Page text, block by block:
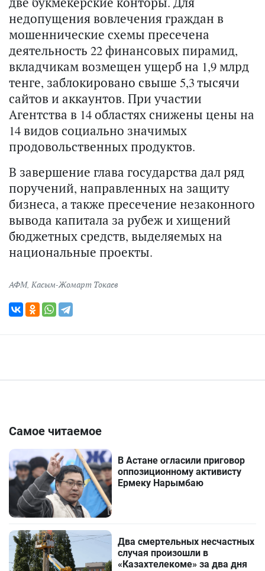
недопущения вовлечения граждан в
мошеннические схемы пресечена
деятельность 22 финансовых пирамид,
вкладчикам возмещен ущерб на 1,9 млрд
тенге, заблокировано свыше 5,3 тысячи
сайтов и аккаунтов. При участии
Агентства в 14 областях снижены цены на
14 видов социально значимых
продовольственных продуктов.
В завершение глава государства дал ряд
поручений, направленных на защиту
бизнеса, а также пресечение незаконного
вывода капитала за рубеж и хищений
бюджетных средств, выделяемых на
национальные проекты.
АФМ, Касым-Жомарт Токаев
Самое читаемое
В Астане огласили приговор
оппозиционному активисту
Ермеку Нарымбаю
Два смертельных несчастных
случая произошли в
«Казахтелекоме» за два дня